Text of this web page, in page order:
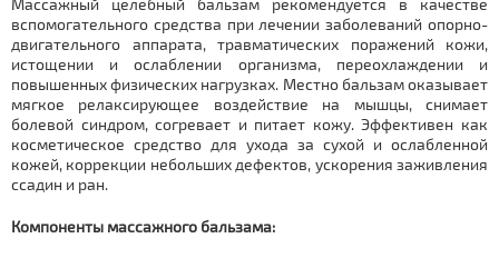
Массажный целебный бальзам рекомендуется в качестве
вспомогательного средства при лечении заболеваний опорно-
двигательного аппарата, травматических поражений кожи,
истощении и ослаблении организма, переохлаждении и
повышенных физических нагрузках. Местно бальзам оказывает
мягкое релаксирующее воздействие на мышцы, снимает
болевой синдром, согревает и питает кожу. Эффективен как
косметическое средство для ухода за сухой и ослабленной
кожей, коррекции небольших дефектов, ускорения заживления
ссадин и ран.
Компоненты массажного бальзама: